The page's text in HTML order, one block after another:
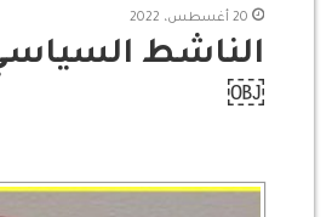
20 أغسطس، 2022
الناشط
￼